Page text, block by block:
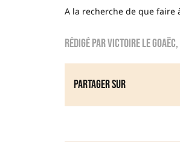
A la recherche de que faire
Rédigé parVictoire Le Goaëc
Partager sur